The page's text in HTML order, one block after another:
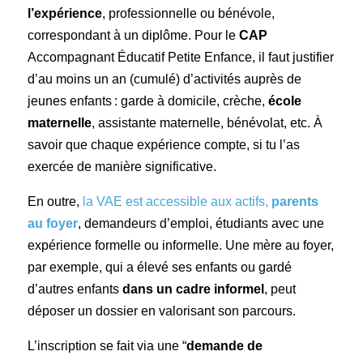
l’expérience, professionnelle ou bénévole,
correspondant à un diplôme. Pour le CAP
Accompagnant Éducatif Petite Enfance, il faut justifier
d’au moins un an (cumulé) d’activités auprès de
jeunes enfants : garde à domicile, crèche, école
maternelle, assistante maternelle, bénévolat, etc. À
savoir que chaque expérience compte, si tu l’as
exercée de manière significative.
En outre, la VAE est accessible aux actifs, parents
au foyer, demandeurs d’emploi, étudiants avec une
expérience formelle ou informelle. Une mère au foyer,
par exemple, qui a élevé ses enfants ou gardé
d’autres enfants dans un cadre informel , peut
déposer un dossier en valorisant son parcours.
L’inscription se fait via une “demande de